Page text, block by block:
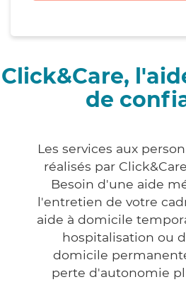
Click&Care,
de
Les services aux
réalisés par
Besoin d'une aide
l'entretien de votre
aide à domicile
hospitalisation ou
domicile
perte d'autonomie